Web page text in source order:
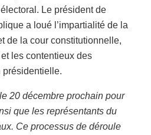
Le président de
a loué l’impartialité de la
de la cour constitutionnelle,
les contentieux des
présidentielle.
20 décembre prochain pour
que les représentants du
Ce processus de déroule